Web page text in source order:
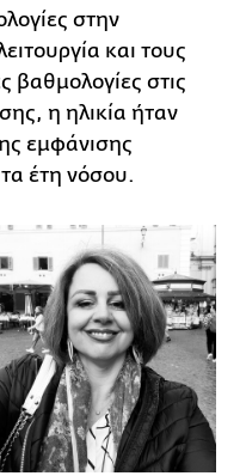
στην
και τους
βαθμολογίες στις
η ηλικία ήταν
εμφάνισης
έτη νόσου.